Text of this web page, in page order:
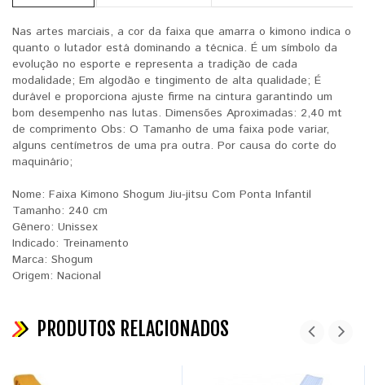
Nas artes marciais, a cor da faixa que amarra o kimono indica o
quanto o lutador está dominando a técnica. É um símbolo da
evolução no esporte e representa a tradição de cada
modalidade; Em algodão e tingimento de alta qualidade; É
durável e proporciona ajuste firme na cintura garantindo um
bom desempenho nas lutas. Dimensões Aproximadas: 2,40 mt
de comprimento Obs: O Tamanho de uma faixa pode variar,
alguns centímetros de uma pra outra. Por causa do corte do
maquinário;
Nome: Faixa Kimono Shogum Jiu-jitsu Com Ponta Infantil
Tamanho: 240 cm
Gênero: Unissex
Indicado: Treinamento
Marca: Shogum
Origem: Nacional
PRODUTOS RELACIONADOS